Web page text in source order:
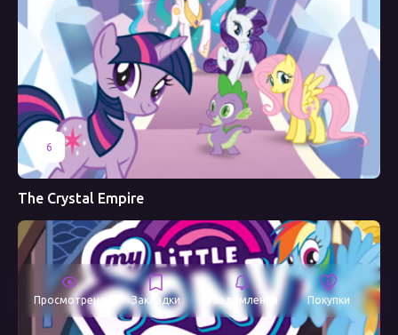
6
The Crystal Empire
Просмотрено Закладки Уведомления Покупки